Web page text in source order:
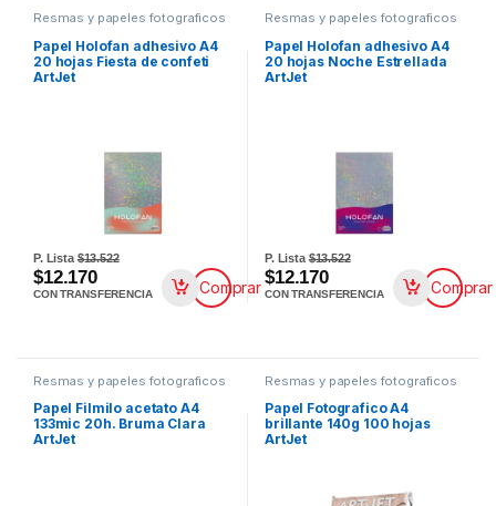
Resmas y papeles fotograficos
Papel Holofan adhesivo A4
20 hojas Fiesta de confeti
ArtJet
P. Lista$13.522
$12.170
CON TRANSFERENCIA Comprar
Resmas y papeles fotograficos
Papel Holofan adhesivo A4
20 hojas Noche Estrellada
ArtJet
P. Lista$13.522
$12.170
CON TRANSFERENCIA Comprar
Resmas y papeles fotograficos
Papel Filmilo acetato A4
133mic 20h. Bruma Clara
ArtJet
Resmas y papeles fotograficos
Papel Fotografico A4
brillante 140g 100 hojas
ArtJet